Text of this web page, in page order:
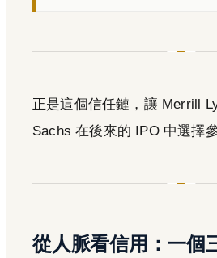
正是這個信任鏈，讓 Merrill
Sachs 在後來的 IPO 中選擇參
從人脈看信用：一個